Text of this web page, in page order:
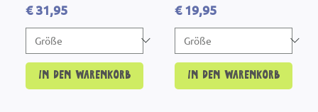
Preis
€ 31,95
In den Warenkorb
Preis
€ 19,95
In den Warenkorb